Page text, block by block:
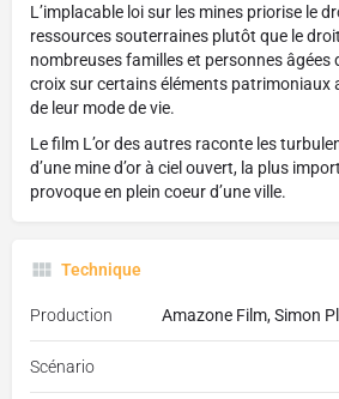
L’implacable loi sur les mines priorise le
ressources souterraines plutôt que le
nombreuses familles et personnes âgées
croix sur certains éléments patrimoniaux
de leur mode de vie.
Le film L’or des autres raconte les
d’une mine d’or à ciel ouvert, la plus
provoque en plein coeur d’une ville.
Technique
Production Amazone Film, Simon
Scénario